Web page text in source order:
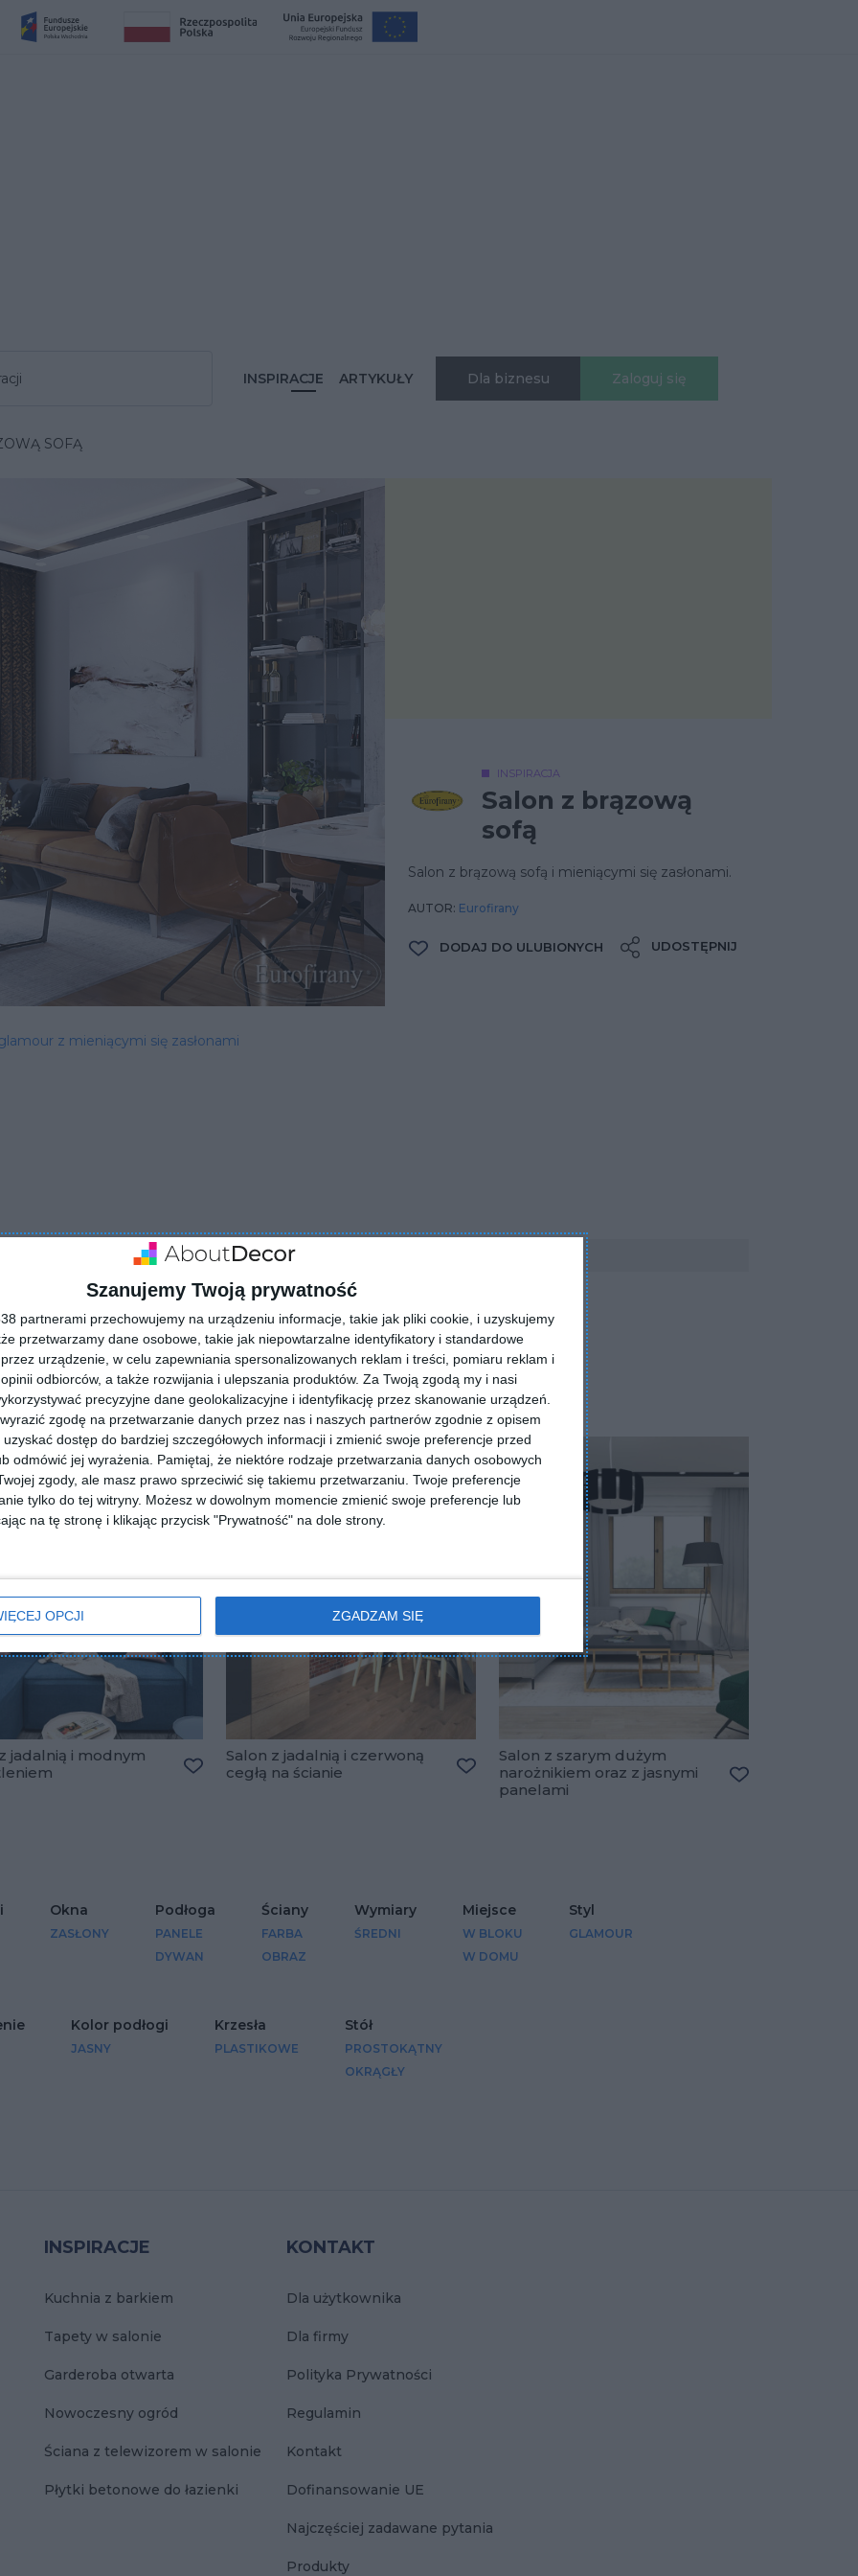
Szanujemy Twoją prywatność
partnerami przechowujemy na urządzeniu informacje, takie jak pliki cookie, i uzyskujemy
przetwarzamy dane osobowe, takie jak niepowtarzalne identyfikatory i standardowe
przez urządzenie, w celu zapewniania spersonalizowanych reklam i treści, pomiaru reklam i
odbiorców, a także rozwijania i ulepszania produktów. Za Twoją zgodą my i nasi
precyzyjne dane geolokalizacyjne i identyfikację przez skanowanie urządzeń.
zgodę na przetwarzanie danych przez nas i naszych partnerów zgodnie z opisem
dostęp do bardziej szczegółowych informacji i zmienić swoje preferencje przed
odmówić jej wyrażenia.
Pamiętaj, że niektóre rodzaje przetwarzania danych osobowych
zgody, ale masz prawo sprzeciwić się takiemu przetwarzaniu. Twoje preferencje
tylko do tej witryny. Możesz w dowolnym momencie zmienić swoje preferencje lub
na tę stronę i klikając przycisk "Prywatność" na dole strony.
OPCJI ZGADZAM SIĘ
INSPIRACJE ARTYKUŁY Dla biznesu Zaloguj się
SOFĄ
INSPIRACJA
Salon z brązową
sofą
Salon z brązową sofą i mieniącymi się zasłonami.
AUTOR: Eurofirany
DODAJ DO ULUBIONYCH UDOSTĘPNIJ
z mieniącymi się zasłonami
ZADAJ PYTANIE
jadalnią i modnym
Dodaj do ulubionych
Salon z jadalnią i czerwoną
cegłą na ścianie
Dodaj do ulubionych
Salon z szarym dużym
narożnikiem oraz z jasnymi
panelami
Okna
ZASŁONY
Podłoga
PANELE
DYWAN
Ściany
FARBA
OBRAZ
Wymiary
ŚREDNI
Miejsce
W BLOKU
W DOMU
Styl
GLAMOUR
Kolor podłogi
JASNY
Krzesła
PLASTIKOWE
Stół
PROSTOKĄTNY
OKRĄGŁY
INSPIRACJE
Kuchnia z barkiem
Tapety w salonie
Garderoba otwarta
Nowoczesny ogród
Ściana z telewizorem w salonie
Płytki betonowe do łazienki
KONTAKT
Dla użytkownika
Dla firmy
Polityka Prywatności
Regulamin
Kontakt
Dofinansowanie UE
Najczęściej zadawane pytania
Produkty